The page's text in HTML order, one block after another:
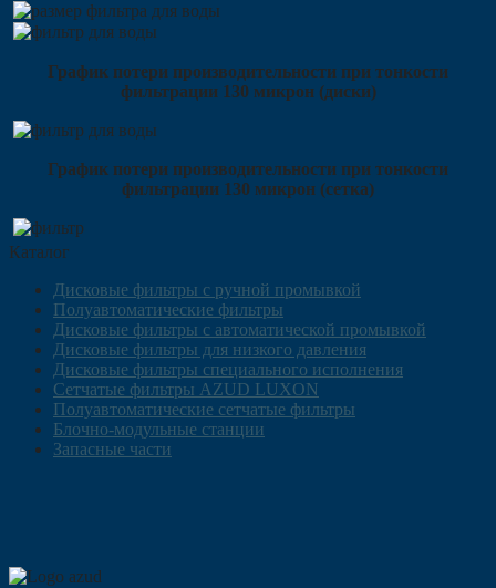
График потери производительности при тонкости
фильтрации 130 микрон (диски)
График потери производительности при тонкости
фильтрации 130 микрон (сетка)
Каталог
Дисковые фильтры с ручной промывкой
Полуавтоматические фильтры
Дисковые фильтры с автоматической промывкой
Дисковые фильтры для низкого давления
Дисковые фильтры специального исполнения
Сетчатые фильтры AZUD LUXON
Полуавтоматические сетчатые фильтры
Блочно-модульные станции
Запасные части